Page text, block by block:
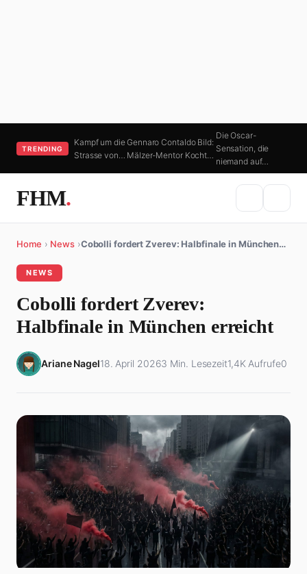
TRENDING
Kampf um die
Strasse von…
Gennaro Contaldo Bild:
Mälzer-Mentor Kocht…
Die Oscar-
Sensation, die
niemand auf…
FHM.
Home › News ›Cobolli fordert Zverev: Halbfinale in München…
NEWS
Cobolli fordert Zverev:
Halbfinale in München erreicht
Ariane Nagel18. April 20263 Min. Lesezeit1,4K Aufrufe0